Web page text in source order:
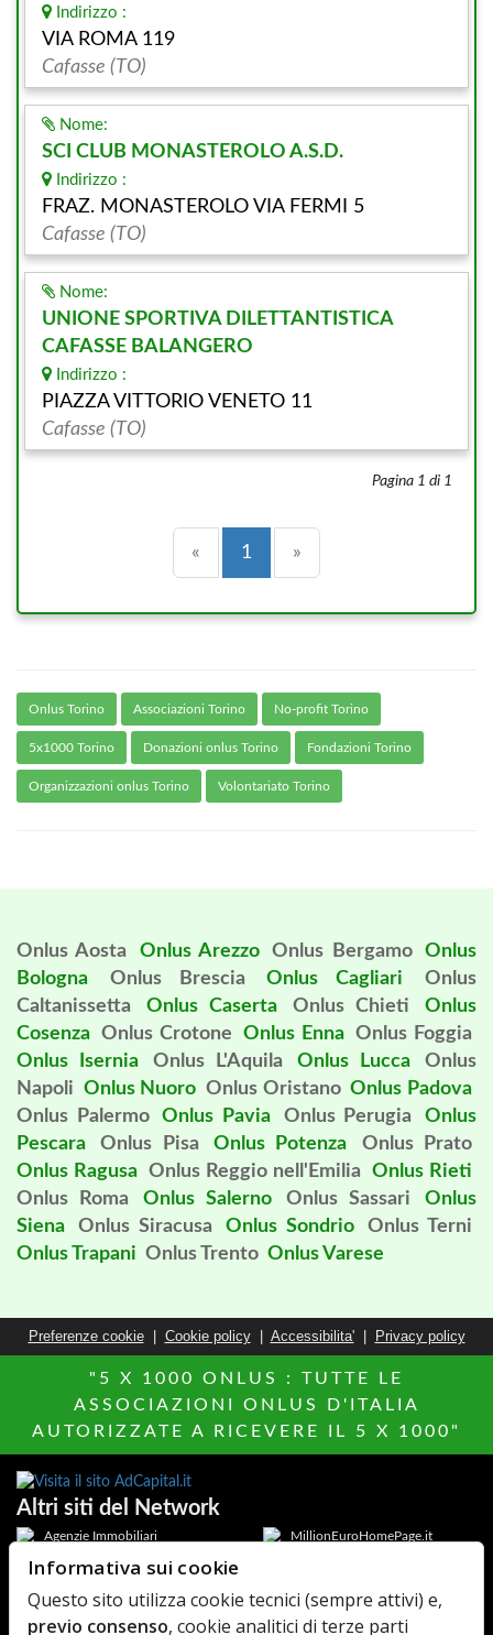
Indirizzo :
VIA ROMA 119
Cafasse (TO)
Nome:
SCI CLUB MONASTEROLO A.S.D.
Indirizzo :
FRAZ. MONASTEROLO VIA FERMI 5
Cafasse (TO)
Nome:
UNIONE SPORTIVA DILETTANTISTICA
CAFASSE BALANGERO
Indirizzo :
PIAZZA VITTORIO VENETO 11
Cafasse (TO)
Pagina 1 di 1
« Precedente
1 (current)
»
Onlus Torino Associazioni Torino No-profit Torino
5x1000 Torino Donazioni onlus Torino Fondazioni Torino
Organizzazioni onlus Torino Volontariato Torino
Onlus Aosta Onlus Arezzo Onlus Bergamo
Onlus
Bologna
Onlus Brescia Onlus Cagliari
Onlus
Caltanissetta
Onlus Caserta Onlus Chieti
Onlus
Cosenza Onlus Crotone Onlus Enna Onlus Foggia
Onlus Isernia
Onlus L'Aquila Onlus Lucca
Onlus
Napoli Onlus Nuoro Onlus Oristano Onlus Padova
Onlus Palermo
Onlus Pavia Onlus Perugia
Onlus
Pescara
Onlus Pisa Onlus Potenza
Onlus Prato
Onlus Ragusa Onlus Reggio nell'Emilia
Onlus Rieti
Onlus Roma
Onlus Salerno Onlus Sassari
Onlus
Siena
Onlus Siracusa Onlus Sondrio
Onlus Terni
Onlus Trapani Onlus Trento Onlus Varese
Preferenze cookie| Cookie policy| Accessibilita'| Privacy policy
"5 X 1000 ONLUS : TUTTE LE
ASSOCIAZIONI ONLUS D'ITALIA
AUTORIZZATE A RICEVERE IL 5 X 1000"
Altri siti del Network
Agenzie Immobiliari MillionEuroHomePage.it
Hotels Italia
Elenco Farmaci AdCapital
MediacareFibra
Informativa sui cookie
Questo sito utilizza cookie tecnici (sempre attivi) e,
previo consenso, cookie analitici di terze parti